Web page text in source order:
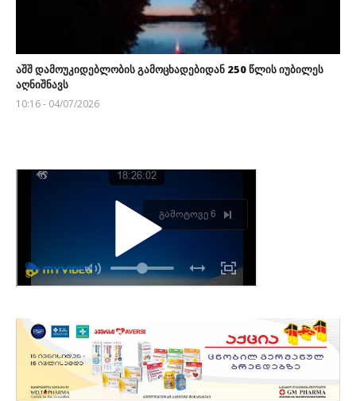
აშშ დამოუკიდებლობის გამოცხადებიდან 250 წლის იუბილეს
აღნიშნავს
10:16 - 04/07/2026